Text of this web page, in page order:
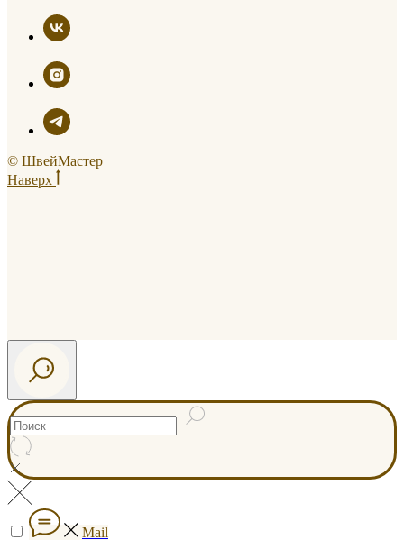
© ШвейМастер
Наверх
Mail